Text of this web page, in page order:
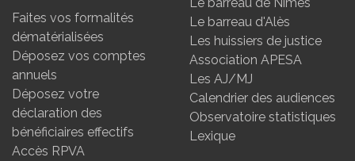
Faites vos formalités
dématérialisées
Déposez vos comptes
annuels
Déposez votre
déclaration des
bénéficiaires effectifs
Accès RPVA
Le barreau d'Alès
Les huissiers de justice
Association APESA
Les AJ/MJ
Calendrier des audiences
Observatoire statistiques
Lexique